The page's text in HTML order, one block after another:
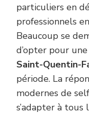
particuliers en
professionnels
Beaucoup se
d’opter pour une
Saint-Quentin-
période. La
modernes de
s’adapter à tous